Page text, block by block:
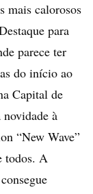
mais calorosos
para
parece ter
do início ao
Capital de
à
“New Wave”
todos. A